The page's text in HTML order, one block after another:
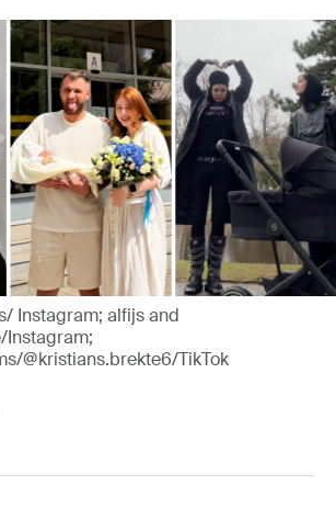
Instagram; alfijs and
Instagram;
@kristians.brekte6/TikTok